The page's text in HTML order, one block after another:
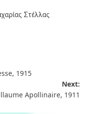
Στέλλας
1915
Next:
Apollinaire, 1911